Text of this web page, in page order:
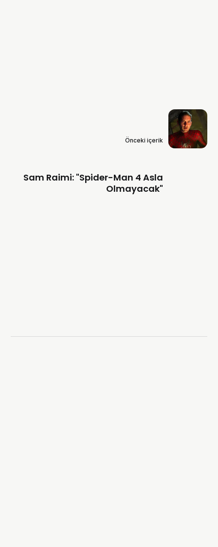
Önceki içerik
Sam Raimi: "Spider-Man 4 Asla
Olmayacak"